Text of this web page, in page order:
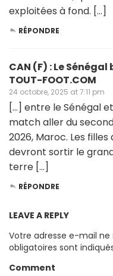
exploitées à fond. […]
RÉPONDRE
CAN (F) : Le
TOUT-FOOT.COM
24 octobre, 2025 at 7:11 pm
[…] entre le Sénégal
match aller du
2026, Maroc. Les
devront sortir le
terre […]
RÉPONDRE
LEAVE A REPLY
Votre adresse e-mail ne
obligatoires sont
Comment